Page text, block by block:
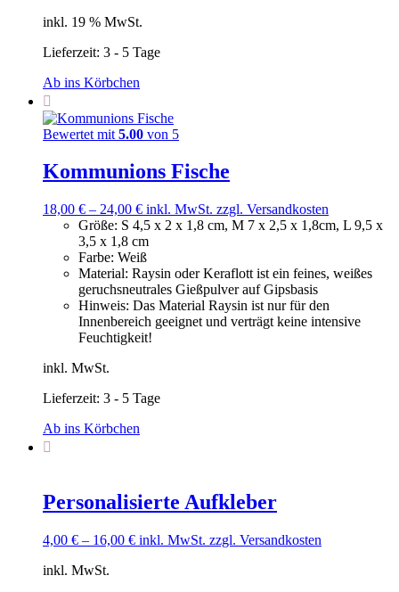
inkl. 19 % MwSt.
Lieferzeit: 3 - 5 Tage
Ab ins Körbchen
Bewertet mit 5.00 von 5
Kommunions Fische
18,00 € – 24,00 € inkl. MwSt. zzgl. Versandkosten
Größe: S 4,5 x 2 x 1,8 cm, M 7 x 2,5 x 1,8cm, L 9,5 x
3,5 x 1,8 cm
Farbe: Weiß
Material: Raysin oder Keraflott ist ein feines, weißes
geruchsneutrales Gießpulver auf Gipsbasis
Hinweis: Das Material Raysin ist nur für den
Innenbereich geeignet und verträgt keine intensive
Feuchtigkeit!
inkl. MwSt.
Lieferzeit: 3 - 5 Tage
Ab ins Körbchen
Personalisierte Aufkleber
4,00 € – 16,00 € inkl. MwSt. zzgl. Versandkosten
inkl. MwSt.